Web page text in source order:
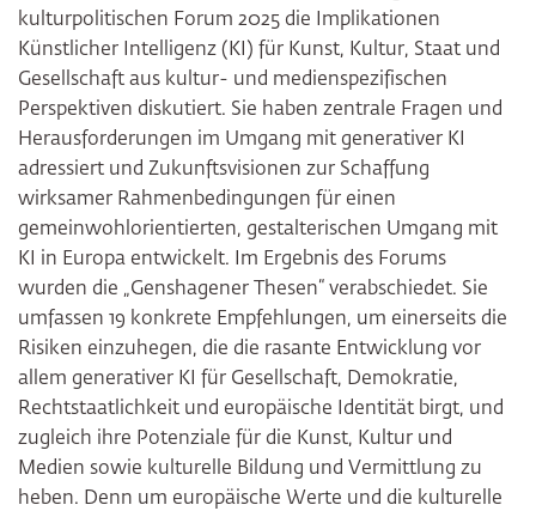
kulturpolitischen Forum 2025 die Implikationen
Künstlicher Intelligenz (KI) für Kunst, Kultur, Staat und
Gesellschaft aus kultur- und medienspezifischen
Perspektiven diskutiert. Sie haben zentrale Fragen und
Herausforderungen im Umgang mit generativer KI
adressiert und Zukunftsvisionen zur Schaffung
wirksamer Rahmenbedingungen für einen
gemeinwohlorientierten, gestalterischen Umgang mit
KI in Europa entwickelt. Im Ergebnis des Forums
wurden die „Genshagener Thesen“ verabschiedet. Sie
umfassen 19 konkrete Empfehlungen, um einerseits die
Risiken einzuhegen, die die rasante Entwicklung vor
allem generativer KI für Gesellschaft, Demokratie,
Rechtstaatlichkeit und europäische Identität birgt, und
zugleich ihre Potenziale für die Kunst, Kultur und
Medien sowie kulturelle Bildung und Vermittlung zu
heben. Denn um europäische Werte und die kulturelle